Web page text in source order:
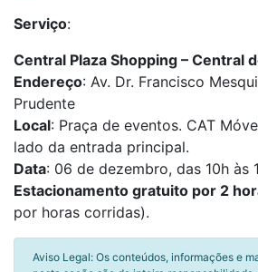
Serviço:
Central Plaza Shopping – Central
Endereço: Av. Dr. Francisco
Prudente
Local: Praça de eventos. CAT
lado da entrada principal.
Data: 06 de dezembro, das 10h às
Estacionamento gratuito por 2
por horas corridas).
Aviso Legal: Os conteúdos, informações e